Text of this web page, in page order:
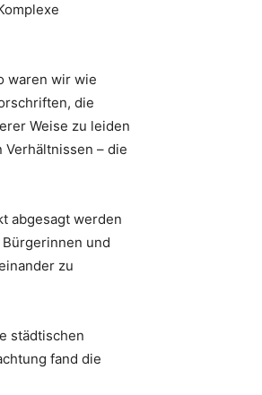
waren wir wie
die
Weise zu leiden
– die
abgesagt werden
und
zu
städtischen
fand die